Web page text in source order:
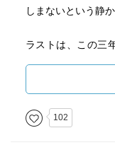
しまないという静
ラストは、この三
そして奈良刑事が
き出す…
動機が弱い部分が
102